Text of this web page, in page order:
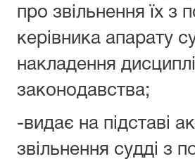
про звільнення їх з
керівника апарату
накладення
законодавства;
-видає на підставі
звільнення судді з